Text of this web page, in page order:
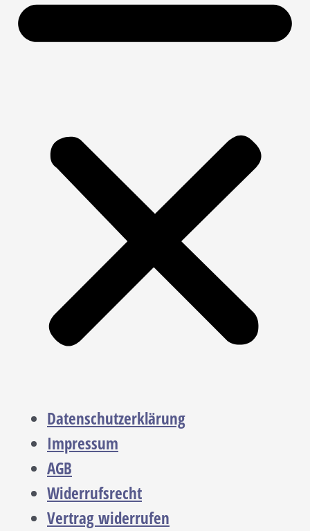
Datenschutzerklärung
Impressum
AGB
Widerrufsrecht
Vertrag widerrufen